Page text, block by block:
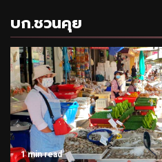
บก.ชวนคุย
1 min read